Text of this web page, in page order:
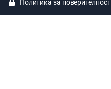
Политика за поверителност